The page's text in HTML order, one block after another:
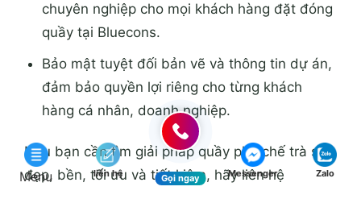
chuyên nghiệp cho mọi khách hàng đặt đóng
quầy tại Bluecons.
Bảo mật tuyệt đối bản vẽ và thông tin dự án,
đảm bảo quyền lợi riêng cho từng khách
hàng cá nhân, doanh nghiệp.
Nếu bạn cần tìm giải pháp quầy pha chế trà sữa
đẹp, bền, tối ưu và tiết kiệm, hãy liên hệ
Menu liên hệ Gọi ngay Messenger Zalo